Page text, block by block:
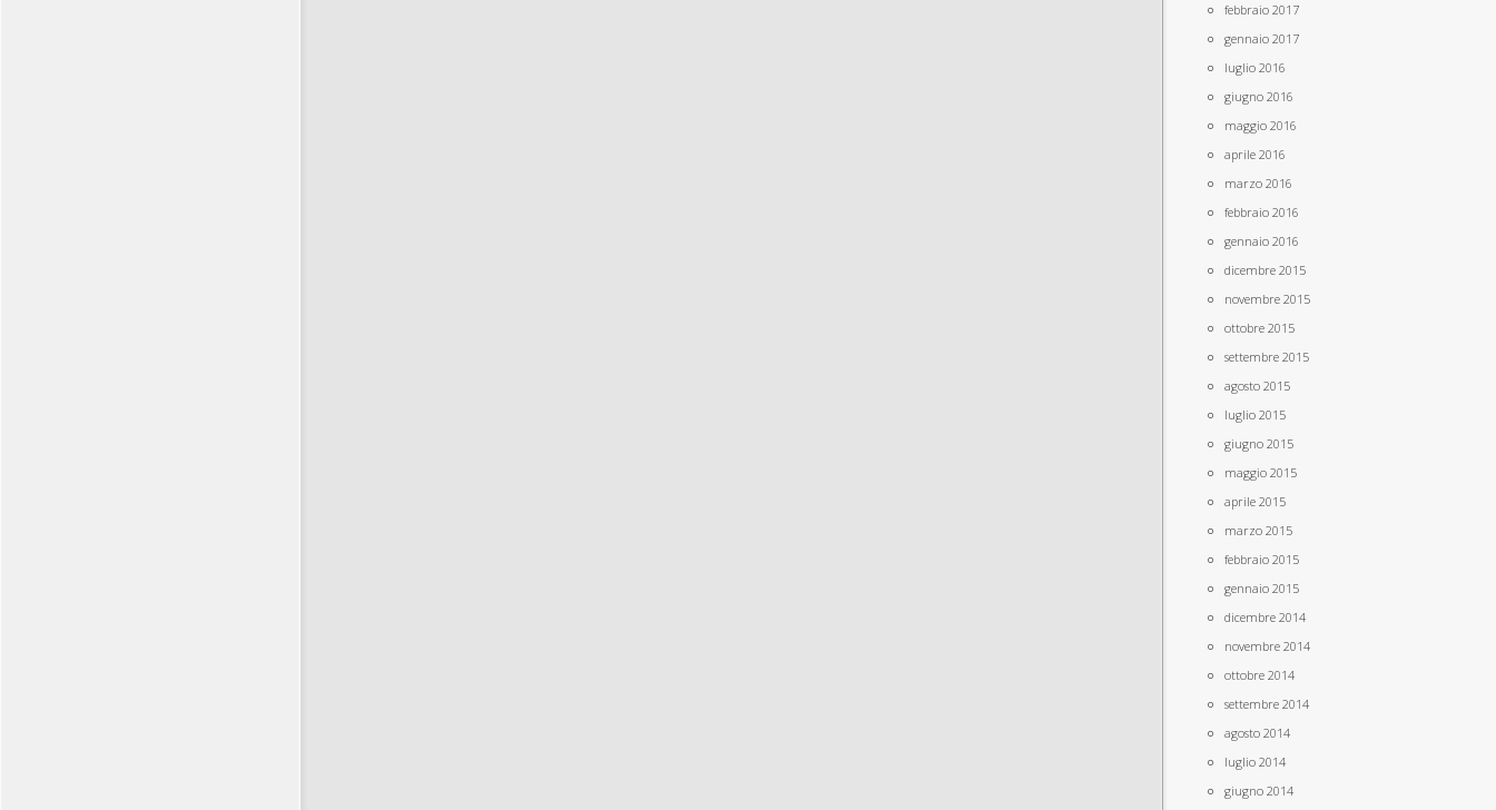
febbraio 2017
gennaio 2017
luglio 2016
giugno 2016
maggio 2016
aprile 2016
marzo 2016
febbraio 2016
gennaio 2016
dicembre 2015
novembre 2015
ottobre 2015
settembre 2015
agosto 2015
luglio 2015
giugno 2015
maggio 2015
aprile 2015
marzo 2015
febbraio 2015
gennaio 2015
dicembre 2014
novembre 2014
ottobre 2014
settembre 2014
agosto 2014
luglio 2014
giugno 2014